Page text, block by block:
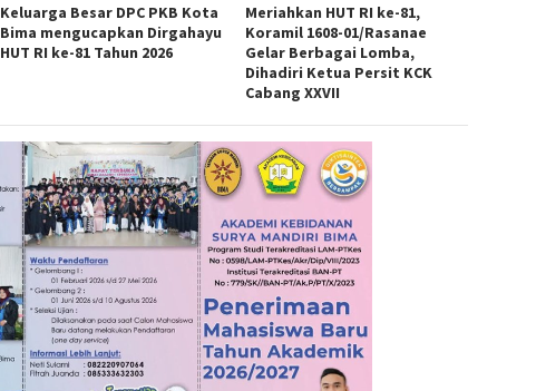
Keluarga Besar DPC PKB Kota
Bima mengucapkan Dirgahayu
HUT RI ke-81 Tahun 2026
Meriahkan HUT RI ke-81,
Koramil 1608-01/Rasanae
Gelar Berbagai Lomba,
Dihadiri Ketua Persit KCK
Cabang XXVII